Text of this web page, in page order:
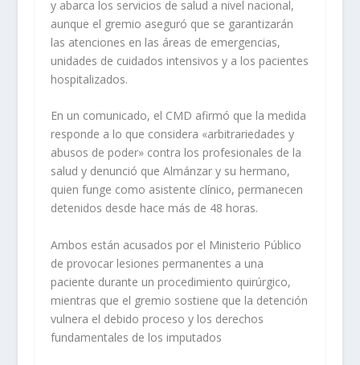
y abarca los servicios de salud a nivel nacional,
aunque el gremio aseguró que se garantizarán
las atenciones en las áreas de emergencias,
unidades de cuidados intensivos y a los pacientes
hospitalizados.
En un comunicado, el CMD afirmó que la medida
responde a lo que considera «arbitrariedades y
abusos de poder» contra los profesionales de la
salud y denunció que Almánzar y su hermano,
quien funge como asistente clínico, permanecen
detenidos desde hace más de 48 horas.
Ambos están acusados por el Ministerio Público
de provocar lesiones permanentes a una
paciente durante un procedimiento quirúrgico,
mientras que el gremio sostiene que la detención
vulnera el debido proceso y los derechos
fundamentales de los imputados